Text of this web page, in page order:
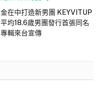
金在中打造新男團 KEYVITUP
平均18.6歲男團發行首張同名
專輯來台宣傳